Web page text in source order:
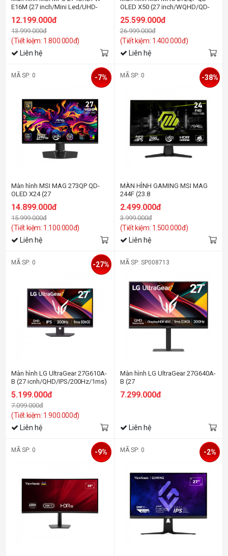
E16M (27 inch/Mini Led/UHD-
IPS/0.5ms/USB-C 98W)
12.199.000đ
13.999.000đ
(Tiết kiệm: 1.800.000đ)
Liên hệ
OLED X50 (27 inch/WQHD/QD-
25.599.000đ
26.999.000đ
(Tiết kiệm: 1.400.000đ)
Liên hệ
MÃ SP: 0
Màn hình MSI MAG 273QP QD-
OLED X24 (27
inch/WQHD/OLED/240Hz/0.03ms)
14.899.000đ
15.999.000đ
(Tiết kiệm: 1.100.000đ)
-7%
Liên hệ
MÃ SP: 0
MÀN HÌNH GAMING MSI MAG
244F (23.8
inch/FHD/IPS/200Hz/0.5ms)
2.499.000đ
3.999.000đ
(Tiết kiệm: 1.500.000đ)
-38%
Liên hệ
MÃ SP: 0
Màn hình LG UltraGear 27G610A-
B (27 icnh/QHD/IPS/200Hz/1ms)
5.199.000đ
7.099.000đ
(Tiết kiệm: 1.900.000đ)
-27%
Liên hệ
MÃ SP: SP008713
Màn hình LG UltraGear 27G640A-
B (27
C 15W)
7.299.000đ
Liên hệ
MÃ SP: 0 -9% MÃ SP: 0 -2%